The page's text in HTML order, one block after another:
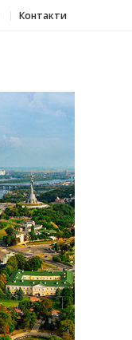
Контакти